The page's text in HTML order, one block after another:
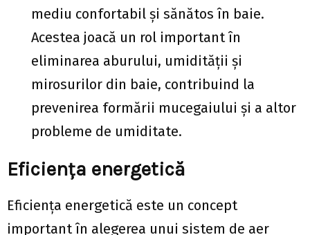
mediu confortabil și sănătos în baie.
Acestea joacă un rol important în
eliminarea aburului, umidității și
mirosurilor din baie, contribuind la
prevenirea formării mucegaiului și a altor
probleme de umiditate.
Eficiența energetică
Eficiența energetică este un concept
important în alegerea unui sistem de aer